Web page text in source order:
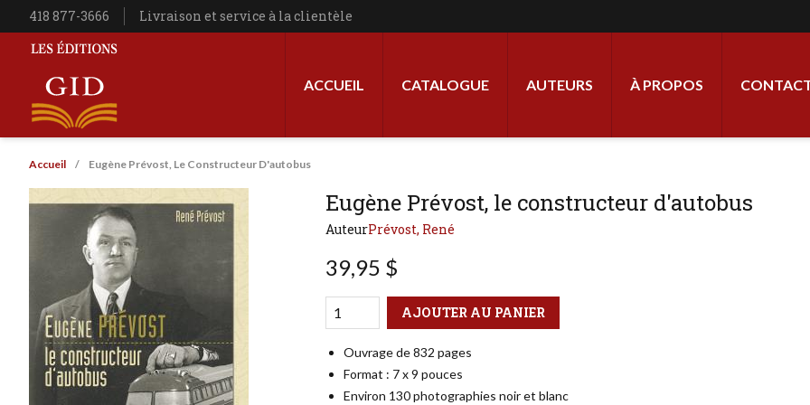
Aller au contenu principal
Téléphone
418 877-3666 Livraison et service à la clientèle
ACCUEIL CATALOGUE AUTEURS À PROPOS
Fil d'Ariane
Accueil Eugène Prévost, Le Constructeur D'autobus
Eugène Prévost, le constructeur d'autobus
AuteurPrévost, René
39,95 $
Qté
Format AJOUTER AU PANIER
Ouvrage de 832 pages
Format : 7 x 9 pouces
Environ 130 photographies noir et blanc